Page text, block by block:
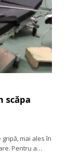
scăpa
mai ales în
Pentru a…